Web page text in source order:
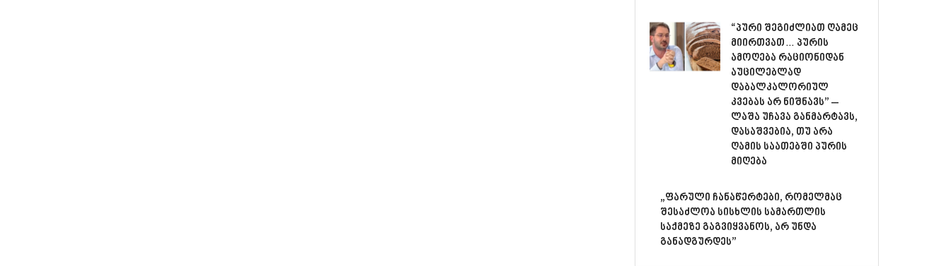
“პური შეგიძლიათ ღამეც
მიირთვათ… პურის
ამოღება რაციონიდან
აუცილებლად
დაბალკალორიულ
კვებას არ ნიშნავს” –
ლაშა უჩავა განმარტავს,
დასაშვებია, თუ არა
ღამის საათებში პურის
მიღება
„ფარული ჩანაწერტები, რომელმაც
შესაძლოა სისხლის სამართლის
საქმეზე გაგვიყვანოს, არ უნდა
განადგურდეს”